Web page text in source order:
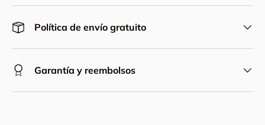
Política de envío gratuito
Garantía y reembolsos